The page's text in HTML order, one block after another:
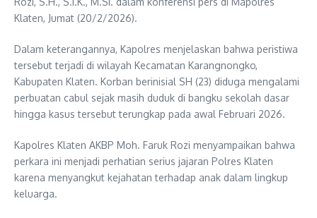
Klaten, Jumat (20/2/2026).
Dalam keterangannya, Kapolres menjelaskan bahwa peristiwa
tersebut terjadi di wilayah Kecamatan Karangnongko,
Kabupaten Klaten. Korban berinisial SH (23) diduga mengalami
perbuatan cabul sejak masih duduk di bangku sekolah dasar
hingga kasus tersebut terungkap pada awal Februari 2026.
Kapolres Klaten AKBP Moh. Faruk Rozi menyampaikan bahwa
perkara ini menjadi perhatian serius jajaran Polres Klaten
karena menyangkut kejahatan terhadap anak dalam lingkup
keluarga.